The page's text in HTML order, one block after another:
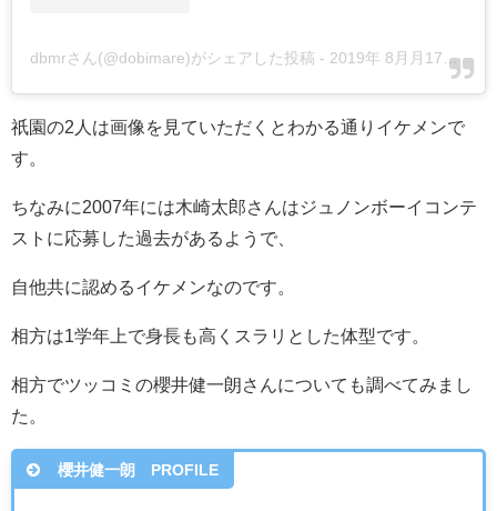
dbmrさん(@dobimare)がシェアした投稿 - 2019年 8月月17日午前2時37分PDT
祇園の2人は画像を見ていただくとわかる通りイケメンで
す。
ちなみに2007年には木崎太郎さんはジュノンボーイコンテ
ストに応募した過去があるようで、
自他共に認めるイケメンなのです。
相方は1学年上で身長も高くスラリとした体型です。
相方でツッコミの櫻井健一朗さんについても調べてみまし
た。
櫻井健一朗 PROFILE